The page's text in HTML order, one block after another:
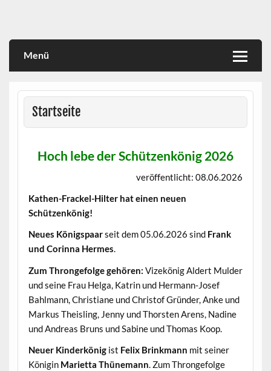
Menü
Startseite
Hoch lebe der Schützenkönig 2026
veröffentlicht: 08.06.2026
Kathen-Frackel-Hilter hat einen neuen
Schützenkönig!
Neues Königspaarseit dem 05.06.2026 sind Frank
und Corinna Hermes.
Zum Throngefolge gehören: Vizekönig Aldert Mulder
und seine Frau Helga, Katrin und Hermann-Josef
Bahlmann, Christiane und Christof Gründer, Anke und
Markus Theisling, Jenny und Thorsten Arens, Nadine
und Andreas Bruns und Sabine und Thomas Koop.
Neuer Kinderkönigist Felix Brinkmann mit seiner
Königin Marietta Thünemann. Zum Throngefolge